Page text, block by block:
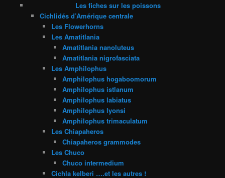
Les fiches sur les poissons
Cichlidés d’Amérique centrale
Les Flowerhorns
Les Amatitlania
Amatitlania nanoluteus
Amatitlania nigrofasciata
Les Amphilophus
Amphilophus hogaboomorum
Amphilophus istlanum
Amphilophus labiatus
Amphilophus lyonsi
Amphilophus trimaculatum
Les Chiapaheros
Chiapaheros grammodes
Les Chuco
Chuco intermedium
Cichla kelberi ….et les autres !